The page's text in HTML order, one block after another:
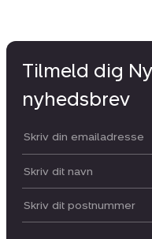
Tilmeld dig
nyhedsbrev
Din email:
Dit navn:
Postnummer